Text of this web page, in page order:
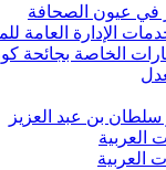
في عيون الصحافة
الإدارة العامة
الخاصة بجائحة
سلطان بن عبد العزيز
العربية
العربية